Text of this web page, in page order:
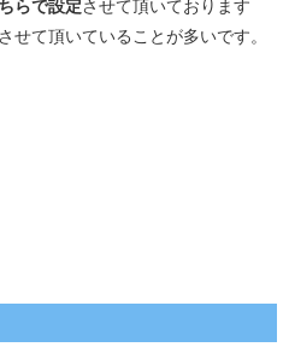
らで設定させて頂いております
せて頂いていることが多いです。